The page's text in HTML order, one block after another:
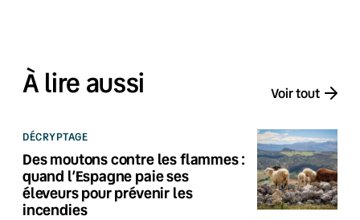
À lire aussi Voir tout
DÉCRYPTAGE
Des moutons contre les flammes :
quand l’Espagne paie ses
éleveurs pour prévenir les
incendies